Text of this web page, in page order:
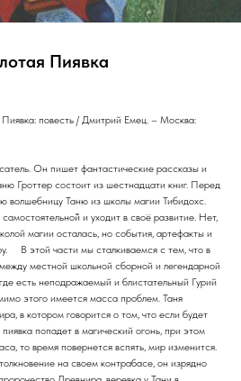
Пиявка
Пиявка: повесть / Дмитрий Емец. – Москва:
Он пишет фантастические рассказы и
Гроттер состоит из шестнадцати книг. Перед
волшебницу Таню из школы магии Тибидохс.
и уходит в своё развитие. Нет,
магии осталась, но события, артефакты и
⠀ В этой части мы сталкиваемся с тем, что в
местной школьной сборной и легендарной
есть неподражаемый и блистательный Гурий
этого имеется масса проблем. Таня
в котором говорится о том, что если будет
попадет в магический огонь, при этом
то время повернется вспять, мир изменится.
на своем контрабасе, он изрядно